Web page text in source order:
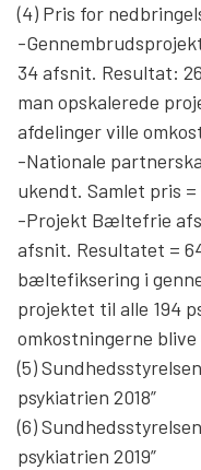
(4) Pris for
-
34 afsnit. Resultat:
man opskalerede
afdelinger ville
-Nationale
ukendt. Samlet pris
-Projekt Bæltefrie
afsnit. Resultatet =
bæltefiksering i
projektet til alle 194
omkostningerne blive
(5)
psykiatrien 2018”
(6)
psykiatrien 2019”